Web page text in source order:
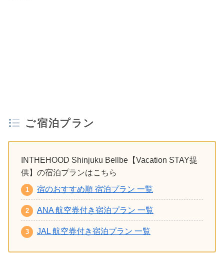
ご宿泊プラン
INTHEHOOD Shinjuku Bellbe【Vacation STAY提
供】の宿泊プランはこちら
宿のおすすめ順 宿泊プラン 一覧
ANA 航空券付き宿泊プラン 一覧
JAL 航空券付き宿泊プラン 一覧